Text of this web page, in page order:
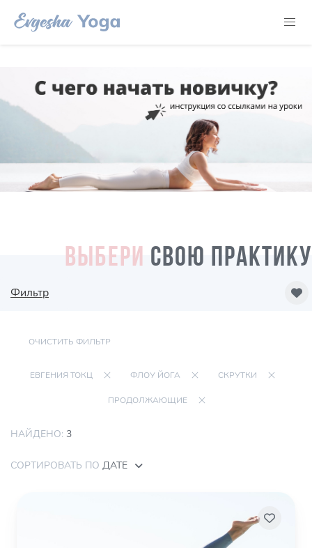
ВЫБЕРИ СВОЮ ПРАКТИКУ
Фильтр
ОЧИСТИТЬ ФИЛЬТР
ЕВГЕНИЯ ТОКЦ ФЛОУ ЙОГА СКРУТКИ
ПРОДОЛЖАЮЩИЕ
НАЙДЕНО: 3
СОРТИРОВАТЬ ПО ДАТЕ